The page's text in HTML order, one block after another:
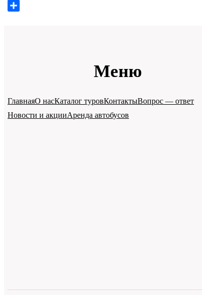
Email
Меню
ГлавнаяО насКаталог туровКонтактыВопрос — ответ
Новости и акцииАренда автобусов